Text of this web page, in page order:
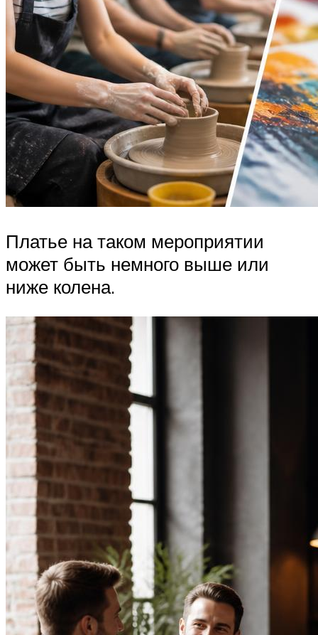
Платье на таком мероприятии
может быть немного выше или
ниже колена.